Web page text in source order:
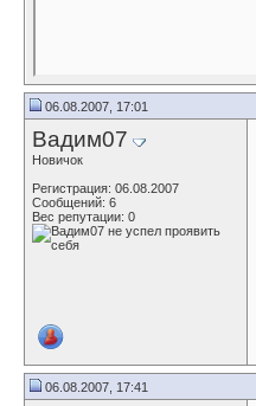
06.08.2007, 17:01
Вадим07
Новичок
Регистрация: 06.08.2007
Сообщений: 6
Вес репутации: 0
06.08.2007, 17:41